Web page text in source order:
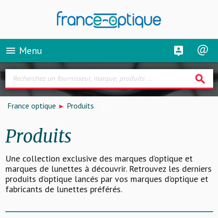
menu Menu
search
France optique Produits
Produits
Une collection exclusive des marques d’optique et
marques de lunettes à découvrir. Retrouvez les derniers
produits d’optique lancés par vos marques d’optique et
fabricants de lunettes préférés.